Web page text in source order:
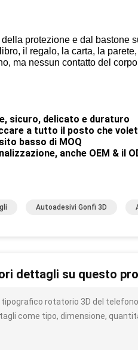
protezione e dal bastone
il regalo, la carta, la
ma nessun contatto del
sicuro, delicato e duraturo
a tutto il posto che
basso di MOQ
anche OEM & il
Autoadesivi Gonfi 3D
dettagli su questo
rotatorio 3D del
come tipo, dimensione,